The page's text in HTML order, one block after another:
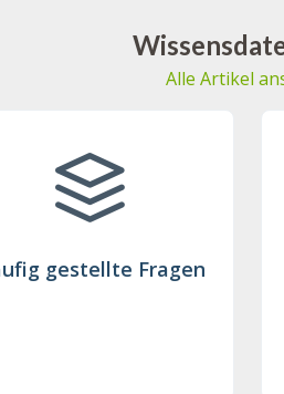
Alle Artikel
gestellte Fragen